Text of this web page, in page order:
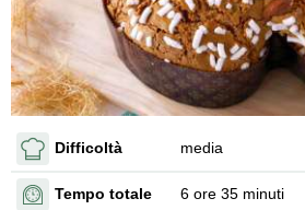
Difficoltà media
Tempo totale 6 ore 35 minuti